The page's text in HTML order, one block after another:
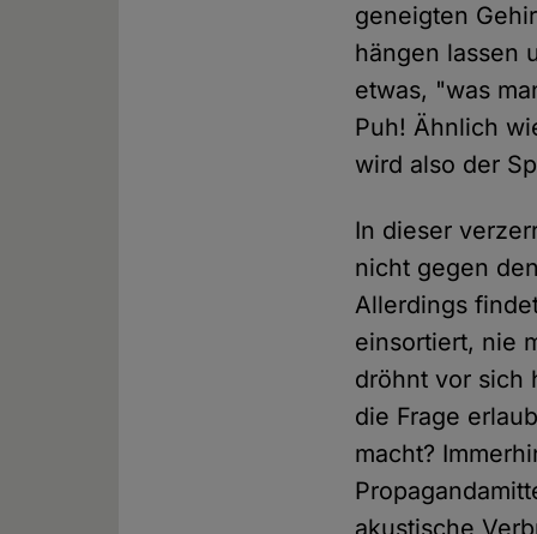
geneigten
hängen lassen
etwas, "was
Puh! Ähnlich
wird also der
In dieser
nicht gegen
Allerdings
einsortiert, nie
dröhnt vor sich
die Frage
macht?